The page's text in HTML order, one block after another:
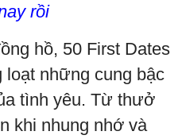
rồi
hồ, 50 First Dates
những cung bậc
tình yêu. Từ thưở
khi nhung nhớ và